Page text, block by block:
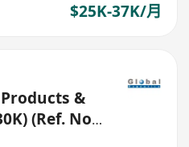
$25K-37K/月
&
(Ref. No.: